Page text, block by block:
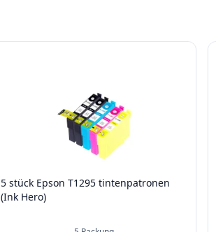
5 stück Epson T1295 tintenpatronen
(Ink Hero)